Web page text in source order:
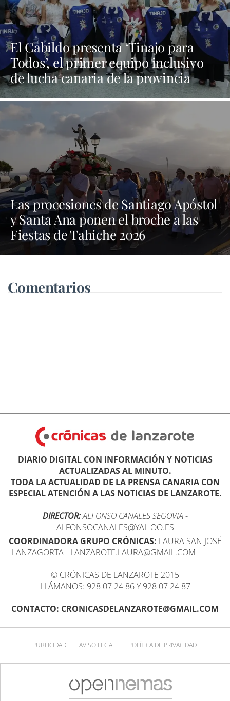
El Cabildo presenta ‘Tinajo para
Todos’, el primer equipo inclusivo
de lucha canaria de la provincia
Las procesiones de Santiago Apóstol
y Santa Ana ponen el broche a las
Fiestas de Tahiche 2026
Comentarios
DIARIO DIGITAL CON INFORMACIÓN Y NOTICIAS
ACTUALIZADAS AL MINUTO.
TODA LA ACTUALIDAD DE LA PRENSA CANARIA CON
ESPECIAL ATENCIÓN A LAS NOTICIAS DE LANZAROTE.
DIRECTOR:ALFONSO CANALES SEGOVIA -
ALFONSOCANALES@YAHOO.ES
COORDINADORA GRUPO CRÓNICAS: LAURA SAN JOSÉ
LANZAGORTA - LANZAROTE.LAURA@GMAIL.COM
© CRÓNICAS DE LANZAROTE 2015
LLÁMANOS: 928 07 24 86 Y 928 07 24 87
CONTACTO: CRONICASDELANZAROTE@GMAIL.COM
PUBLICIDAD AVISO LEGAL POLÍTICA DE PRIVACIDAD